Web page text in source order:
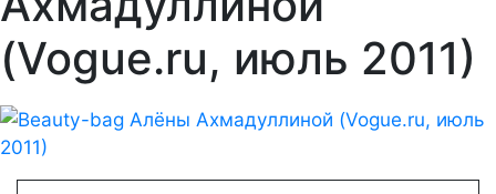
(Vogue.ru, июль 2011)